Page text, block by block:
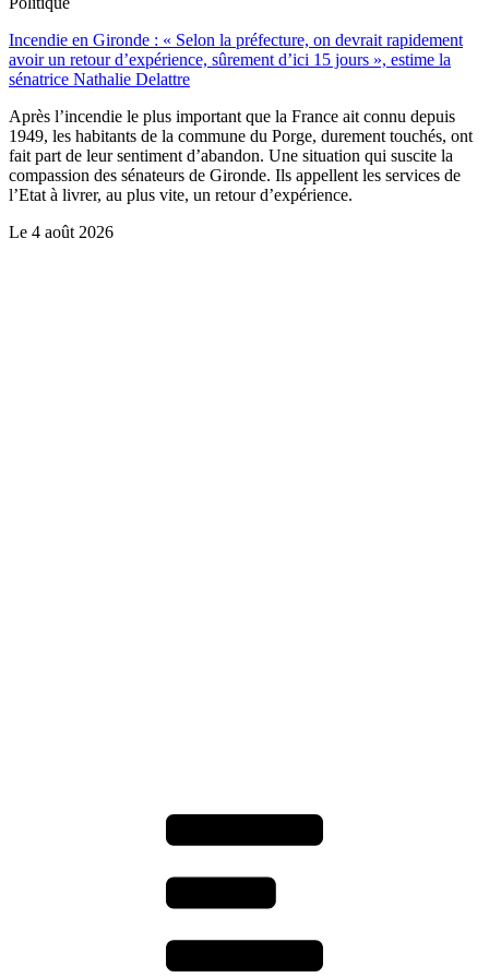
Incendie en Gironde : « Selon la préfecture, on devrait rapidement
avoir un retour d’expérience, sûrement d’ici 15 jours », estime la
sénatrice Nathalie Delattre
Après l’incendie le plus important que la France ait connu depuis
1949, les habitants de la commune du Porge, durement touchés, ont
fait part de leur sentiment d’abandon. Une situation qui suscite la
compassion des sénateurs de Gironde. Ils appellent les services de
l’Etat à livrer, au plus vite, un retour d’expérience.
Le 4 août 2026